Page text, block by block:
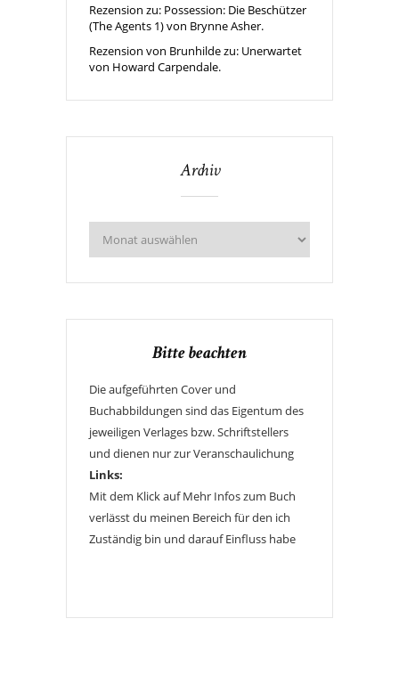
Rezension zu: Possession: Die Beschützer
(The Agents 1) von Brynne Asher.
Rezension von Brunhilde zu: Unerwartet
von Howard Carpendale.
Archiv
Bitte beachten
Die aufgeführten Cover und
Buchabbildungen sind das Eigentum des
jeweiligen Verlages bzw. Schriftstellers
und dienen nur zur Veranschaulichung
Links:
Mit dem Klick auf Mehr Infos zum Buch
verlässt du meinen Bereich für den ich
Zuständig bin und darauf Einfluss habe